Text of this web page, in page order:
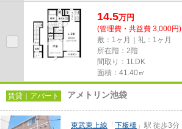
14.5万円
(管理費・共益費 3,000円)
敷：1ヶ月｜礼：1ヶ月
所在階：2階
間取り：1LDK
面積：41.40㎡
賃貸｜アパート アメトリン池袋
東武東上線 「 下板橋 」駅 徒歩3分